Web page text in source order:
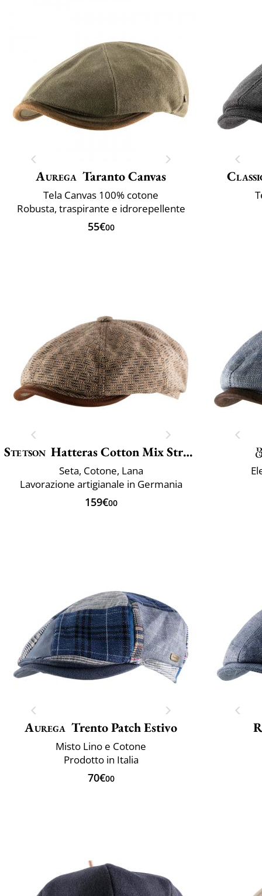
Aurega Taranto Canvas
Tela Canvas 100% cotone
Robusta, traspirante e idrorepellente
55€00
Stetson Hatteras Cotton Mix Structure
Seta, Cotone, Lana
Lavorazione artigianale in Germania
159€00
Aurega Trento Patch Estivo
Misto Lino e Cotone
Prodotto in Italia
70€00